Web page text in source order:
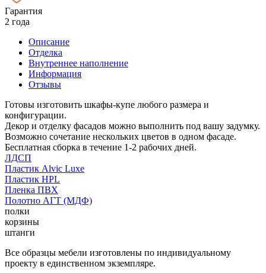
Гарантия
2 года
Описание
Отделка
Внутреннее наполнение
Информация
Отзывы
Готовы изготовить шкафы-купе любого размера и
конфигурации.
Декор и отделку фасадов можно выполнить под вашу задумку.
Возможно сочетание нескольких цветов в одном фасаде.
Бесплатная сборка в течение 1-2 рабочих дней.
ЛДСП
Пластик Alvic Luxe
Пластик HPL
Пленка ПВХ
Полотно АГТ (МДФ)
полки
корзины
штанги
Все образцы мебели изготовлены по индивидуальному
проекту в единственном экземпляре.